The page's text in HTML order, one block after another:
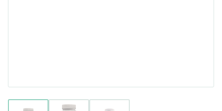
View larger imageView larger image